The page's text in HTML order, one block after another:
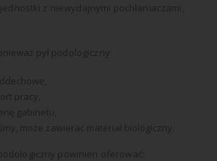
z niewydajnymi pochłaniaczami,
pył podologiczny:
pracy,
gabinetu,
może zawierać materiał biologiczny.
powinien oferować: